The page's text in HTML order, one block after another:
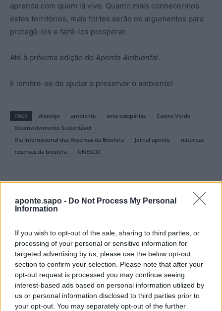
aponte.sapo - Do Not Process My Personal
Information
If you wish to opt-out of the sale, sharing to third parties, or
processing of your personal or sensitive information for
targeted advertising by us, please use the below opt-out
section to confirm your selection. Please note that after your
opt-out request is processed you may continue seeing
interest-based ads based on personal information utilized by
us or personal information disclosed to third parties prior to
your opt-out. You may separately opt-out of the further
aprenda com quem lá vive. Quanto mais conhecermos
estes territórios, mais fortes serão os argumentos para
protegê-los e fazê-los prosperar.
Até à próxima edição do Aponte Ambiental.
E lembre-se de ajudar a preservar o ambiente!
TAGS Alentejo ambiente aves estepárias
Castro Verde
Desenvolvimento Sustentável
Dia Internacional das Reservas da Biosfera
Jornal aponte
natureza
reservas da biosfera
UNESCO
Artigo anterior
Ponte de Sor: Mulher detida
por posse ilegal de arma de
fogoPonte de Sor: Mulher
detida por posse ilegal de
Próximo artigo
Vítor Morgado: “A democracia
está a perder válvulas de
escape”